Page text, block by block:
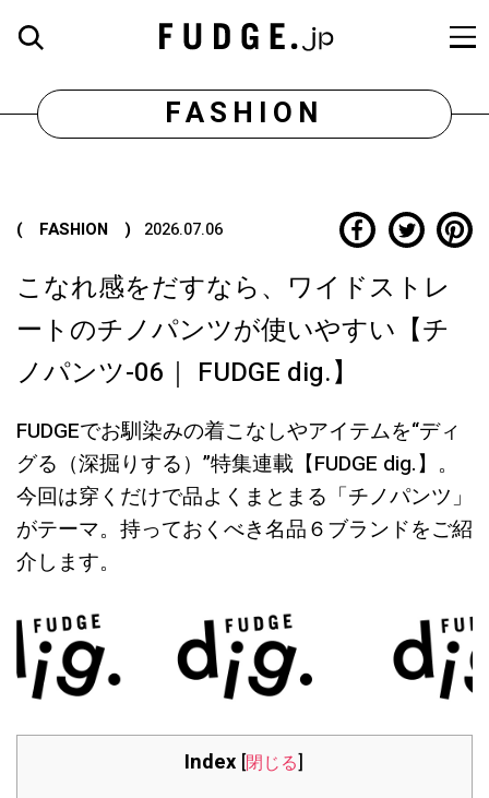
FASHION
( FASHION ) 2026.07.06
こなれ感をだすなら、ワイドストレ
ートのチノパンツが使いやすい【チ
ノパンツ-06｜ FUDGE dig.】
FUDGEでお馴染みの着こなしやアイテムを“ディ
グる（深掘りする）”特集連載【FUDGE dig.】。
今回は穿くだけで品よくまとまる「チノパンツ」
がテーマ。持っておくべき名品６ブランドをご紹
介します。
Index [閉じる]